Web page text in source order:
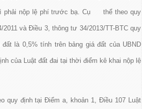
phải nộp lệ phí trước bạ. Cụ thể theo quy
và Điều 3, thông tư 34/2013/TT-BTC quy
là 0,5% tính trên bảng giá đất của UBND
của Luật đất đai tại thời điểm kê khai nộp lệ
quy định tại Điểm a, khoản 1, Điều 107 Luật